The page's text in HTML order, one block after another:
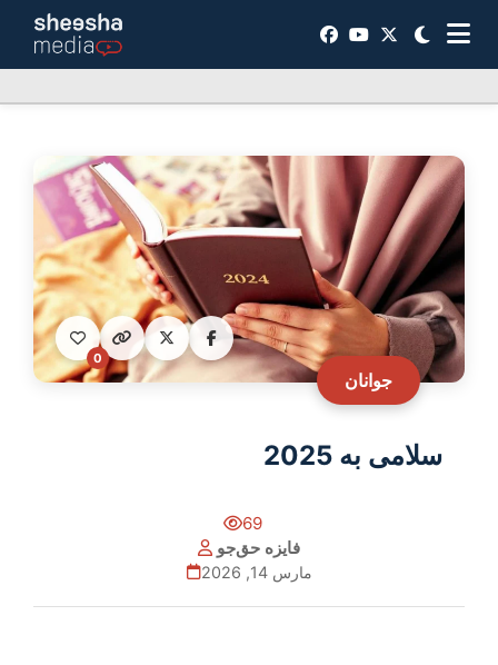
جوانان
0
سلامی به 2025
69
فایزه حق‌جو
مارس 14, 2026